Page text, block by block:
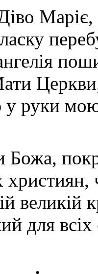
у руки
Божа,
великій
для